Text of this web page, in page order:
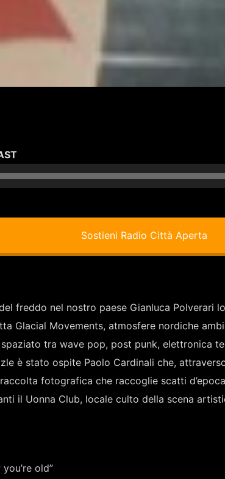
Audio
Player
Sostieni Radio Città Aperta
freddo nel nostro paese Gianluca Polverari
Glacial Movements, atmosfere nordiche
tra wave pop, post punk, elettronica
è stato ospite Paolo Cardinali che,
fotografica che raccoglie scatti
il Uonna Club, locale culto della scena
old”